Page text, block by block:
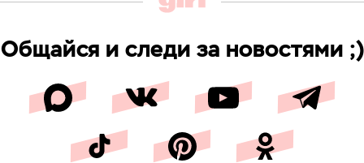
Общайся и следи за новостями ;)